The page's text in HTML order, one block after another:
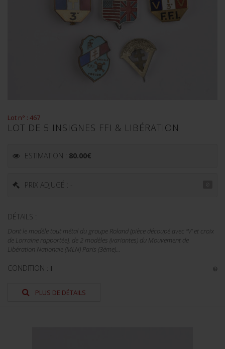
Lot n° : 467
LOT DE 5 INSIGNES FFI & LIBÉRATION
ESTIMATION : 80.00€
PRIX ADJUGÉ : -
DÉTAILS :
Dont le modèle tout métal du groupe Roland (pièce découpé avec "V' et croix
de Lorraine rapportée), de 2 modèles (variantes) du Mouvement de
Libération Nationale (MLN) Paris (3ème)...
CONDITION : I
PLUS DE DÉTAILS